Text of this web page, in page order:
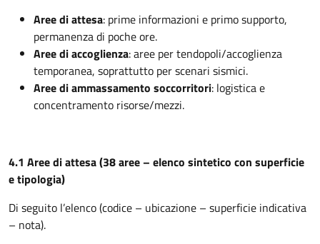
Aree di attesa: prime informazioni e primo supporto,
permanenza di poche ore.
Aree di accoglienza: aree per tendopoli/accoglienza
temporanea, soprattutto per scenari sismici.
Aree di ammassamento soccorritori: logistica e
concentramento risorse/mezzi.
4.1 Aree di attesa (38 aree – elenco sintetico con superficie
e tipologia)
Di seguito l’elenco (codice – ubicazione – superficie indicativa
– nota).